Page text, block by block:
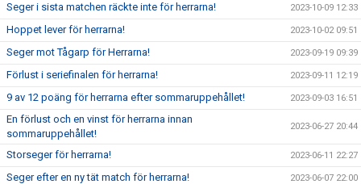
Seger i sista matchen räckte inte för herrarna! 2023-10-09 12:33
Hoppet lever för herrarna! 2023-10-02 09:51
Seger mot Tågarp för Herrarna! 2023-09-19 09:39
Förlust i seriefinalen för herrarna! 2023-09-11 12:19
9 av 12 poäng för herrarna efter sommaruppehållet! 2023-09-03 16:51
En förlust och en vinst för herrarna innan
sommaruppehållet!
2023-06-27 20:44
Storseger för herrarna! 2023-06-11 22:27
Seger efter en ny tät match för herrarna! 2023-06-07 22:00